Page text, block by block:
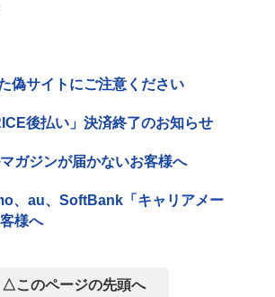
偽サイトにご注意ください
後払い」決済終了のお知らせ
マガジンが届かないお客様へ
、au、SoftBank「キャリアメー
様へ
△このページの先頭へ